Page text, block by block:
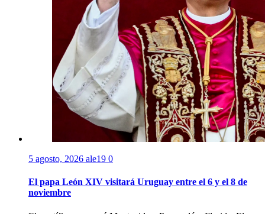
5 agosto, 2026 ale19 0
El papa León XIV visitará Uruguay entre el 6 y el 8 de
noviembre